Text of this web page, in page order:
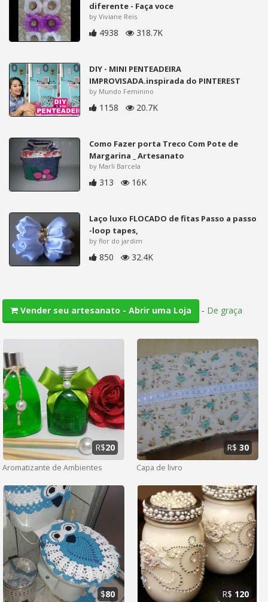
diferente - Faça voce
by Viviane Reis
4938 318.7K
DIY - MINI PENTEADEIRA
IMPROVISADA.inspirada do PINTEREST
by Mundo Feminino
1158 20.7K
Como Fazer porta Treco Com Pote de
Margarina _ Artesanato
by Marli Barcela
313 16K
Laço luxo FLOCADO de fitas Passo a passo
-loop tapes,
by flor do jardim
850 32.4K
Vender seu artesanato - Abrir uma Loja - De graça
Aromatizante de Ambientes
R$20
Capa de livro
R$ 30
$80 R$ 120